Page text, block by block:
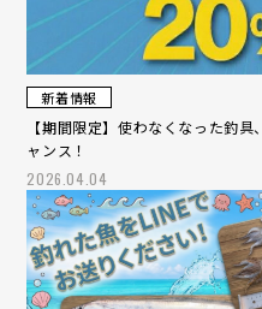
新着情報
【期間限定】使わなくなった釣
ャンス！
2026.04.04